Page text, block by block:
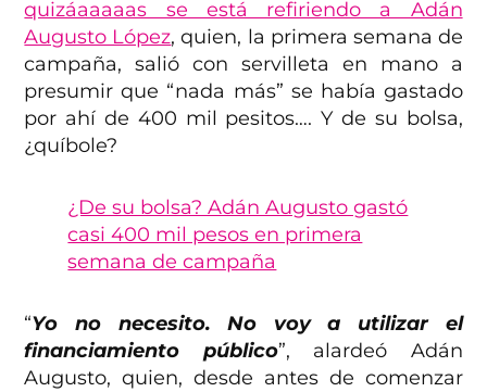
quizáaaaaas se está refiriendo a Adán
Augusto López, quien, la primera semana de
campaña, salió con servilleta en mano a
presumir que “nada más” se había gastado
por ahí de 400 mil pesitos…. Y de su bolsa,
¿quíbole?
¿De su bolsa? Adán Augusto gastó
casi 400 mil pesos en primera
semana de campaña
“Yo no necesito. No voy a utilizar el
financiamiento público”, alardeó Adán
Augusto, quien, desde antes de comenzar